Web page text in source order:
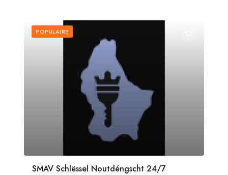
POPULAIRE
SMAV Schlëssel Noutdéngscht 24/7